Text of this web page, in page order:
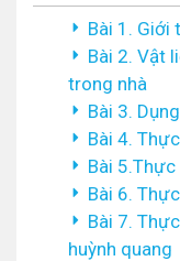
Bài 1. Giới
Bài 2. Vật
trong nhà
Bài 3.
Bài 4.
Bài 5.Thực
Bài 6.
Bài 7.
huỳnh quang